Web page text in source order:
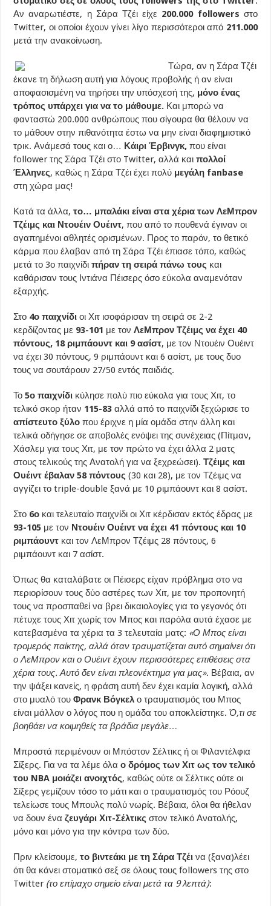
Αν αναρωτιέστε, η Σάρα Τζέι είχε 200.000 followers στο
Twitter, οι οποίοι έχουν γίνει λίγο περισσότεροι από 211.000
μετά την ανακοίνωση.
Τώρα, αν η Σάρα Τζέι
έκανε τη δήλωση αυτή για λόγους προβολής ή αν είναι
αποφασισμένη να τηρήσει την υπόσχεσή της, μόνο ένας
τρόπος υπάρχει για να το μάθουμε. Και μπορώ να
φανταστώ 200.000 ανθρώπους που σίγουρα θα θέλουν να
το μάθουν στην πιθανότητα έστω να μην είναι διαφημιστικό
τρικ. Ανάμεσά τους και ο… Κάιρι Έρβινγκ, που είναι
follower της Σάρα Τζέι στο Twitter, αλλά καιπολλοί
Έλληνες, καθώς η Σάρα Τζέι έχει πολύ μεγάλη fanbase
στη χώρα μας!
Κατά τα άλλα,το… μπαλάκι είναι στα χέρια των ΛεΜπρον
Τζέιμς και Ντουέιν Ουέιντ, που από το πουθενά έγιναν οι
αγαπημένοι αθλητές ορισμένων. Προς το παρόν, το θετικό
κάρμα που έλαβαν από τη Σάρα Τζέι έπιασε τόπο, καθώς
μετά το 3ο παιχνίδιπήραν τη σειρά πάνω τους και
καθάρισαν τους Ιντιάνα Πέισερς όσο εύκολα αναμενόταν
εξαρχής.
Στο 4ο παιχνίδι οι Χιτ ισοφάρισαν τη σειρά σε 2-2
κερδίζοντας με 93-101 με τονΛεΜπρον Τζέιμς να έχει 40
πόντους, 18 ριμπάουντ και 9 ασίστ, με τον Ντουέιν Ουέιντ
να έχει 30 πόντους, 9 ριμπάουντ και 6 ασίστ, με τους δυο
τους να σουτάρουν 27/50 εντός παιδιάς.
Το 5ο παιχνίδι κύλησε πολύ πιο εύκολα για τους Χιτ, το
τελικό σκορ ήταν 115-83αλλά από το παιχνίδι ξεχώρισε το
απίστευτο ξύλο που έριχνε η μία ομάδα στην άλλη και
τελικά οδήγησε σε αποβολές ενόψει της συνέχειας (Πίτμαν,
Χάσλεμ για τους Χιτ, με τον πρώτο να έχει άλλα 2 ματς
στους τελικούς της Ανατολή για να ξεχρεώσει).Τζέιμς και
Ουέιντ έβαλαν 58 πόντους (30 και 28), με τον Τζέιμς να
αγγίζει το triple-double ξανά με 10 ριμπάουντ και 8 ασίστ.
Στο 6ο και τελευταίο παιχνίδι οι Χιτ κέρδισαν εκτός έδρας με
93-105 με τον Ντουέιν Ουέιντ να έχει 41 πόντους και 10
ριμπάουντ και τον ΛεΜπρον Τζέιμς 28 πόντους, 6
ριμπάουντ και 7 ασίστ.
Όπως θα καταλάβατε οι Πέισερς είχαν πρόβλημα στο να
περιορίσουν τους δύο αστέρες των Χιτ, με τον προπονητή
τους να προσπαθεί να βρει δικαιολογίες για το γεγονός ότι
πέτυχε τους Χιτ χωρίς τον Μπος και παρόλα αυτά έχασε με
κατεβασμένα τα χέρια τα 3 τελευταία ματς: «Ο Μπος είναι
τρομερός παίκτης, αλλά όταν τραυματίζεται αυτό σημαίνει ότι
ο ΛεΜπρον και ο Ουέιντ έχουν περισσότερες επιθέσεις στα
χέρια τους. Αυτό δεν είναι πλεονέκτημα για μας». Βέβαια, αν
την ψάξει κανείς, η φράση αυτή δεν έχει καμία λογική, αλλά
στο μυαλό του Φρανκ Βόγκελο τραυματισμός του Μπος
είναι μάλλον ο λόγος που η ομάδα του αποκλείστηκε.Ό,τι σε
βοηθάει να κοιμηθείς τα βράδια μεγάλε…
Μπροστά περιμένουν οι Μπόστον Σέλτικς ή οι Φιλαντέλφια
Σίξερς. Για να τα λέμε όλαο δρόμος των Χιτ ως τον τελικό
του NBA μοιάζει ανοιχτός, καθώς ούτε οι Σέλτικς ούτε οι
Σίξερς γεμίζουν τόσο το μάτι και ο τραυματισμός του Ρόουζ
τελείωσε τους Μπουλς πολύ νωρίς. Βέβαια, όλοι θα ήθελαν
να δουν έναζευγάρι Χιτ-Σέλτικςστον τελικό Ανατολής,
μόνο και μόνο για την κόντρα των δύο.
Πριν κλείσουμε,το βιντεάκι με τη Σάρα Τζέινα (ξανα)λέει
ότι θα κάνει στοματικό σεξ σε όλους τους followers της στο
Twitter (το επίμαχο σημείο είναι μετά τα 9 λεπτά):